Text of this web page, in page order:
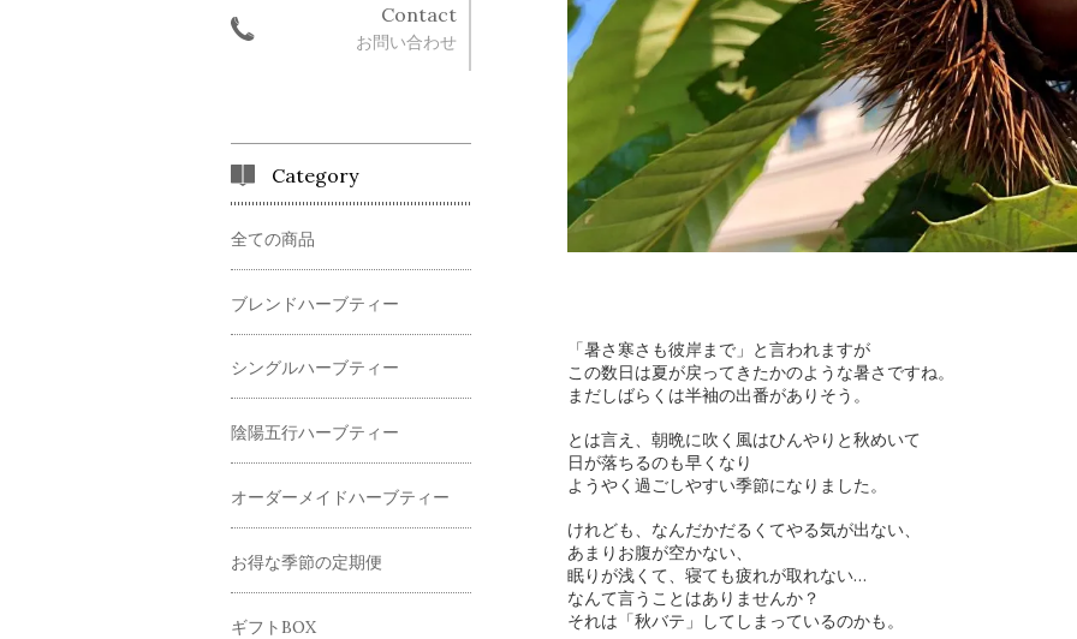
「暑さ寒さも彼岸まで」と言われますが
この数日は夏が戻ってきたかのような暑さですね。
まだしばらくは半袖の出番がありそう。
とは言え、朝晩に吹く風はひんやりと秋めいて
日が落ちるのも早くなり
ようやく過ごしやすい季節になりました。
けれども、なんだかだるくてやる気が出ない、
あまりお腹が空かない、
眠りが浅くて、寝ても疲れが取れない…
なんて言うことはありませんか？
それは「秋バテ」してしまっているのかも。
Contact
お問い合わせ
Category
全ての商品
ブレンドハーブティー
シングルハーブティー
陰陽五行ハーブティー
オーダーメイドハーブティー
お得な季節の定期便
ギフトBOX